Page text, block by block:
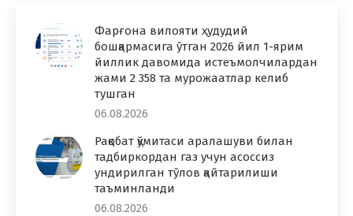
Фарғона вилояти ҳудудий
бошқармасига ўтган 2026 йил 1-ярим
йиллик давомида истеъмолчилардан
жами 2 358 та мурожаатлар келиб
тушган
06.08.2026
Рақобат қўмитаси аралашуви билан
тадбиркордан газ учун асоссиз
ундирилган тўлов қайтарилиши
таъминланди
06.08.2026